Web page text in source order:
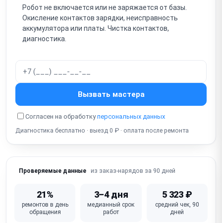
тракта)
Застрял / не выбирается / едет в стену (датчики
Не работает мокрая уборка / вибромоп / резервуар
воды
смартфона)
Шум / стук / скрип колеса (подвеска, подшипник)
Не работает самоочистка / мешок для пыли (у
Посторонний запах / запах горелого (двигатель,
засор)
Робот не включается или не заряжается от базы.
Окисление контактов зарядки, неисправность
аккумулятора или платы. Чистка контактов,
диагностика.
Вызвать мастера
Согласен на обработкуперсональных данных
Диагностика бесплатно · выезд 0 ₽ · оплата после ремонта
Проверяемые данные из заказ-нарядов за 90 дней
21%
ремонтов в день
обращения
3–4 дня
медианный срок
работ
5 323 ₽
средний чек, 90
дней